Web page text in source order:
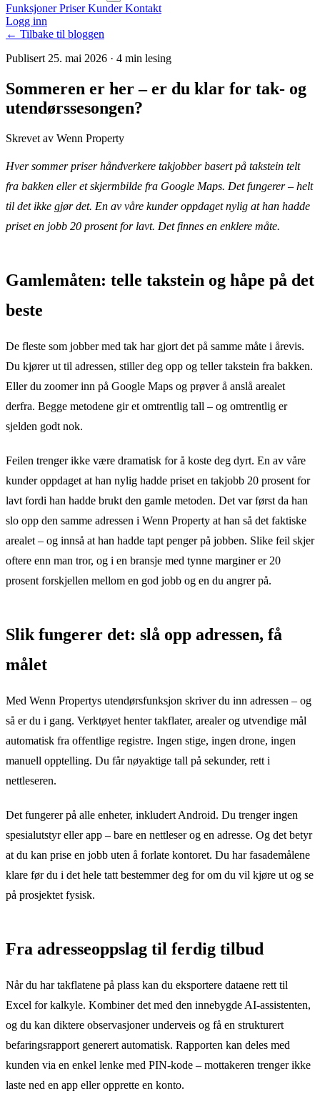
FunksjonerPriserKunderKontakt
Logg inn
← Tilbake til bloggen
Publisert 25. mai 2026 · 4 min lesing
Sommeren er her – er du klar for tak- og
utendørssesongen?
Skrevet av Wenn Property
Hver sommer priser håndverkere takjobber basert på takstein telt
fra bakken eller et skjermbilde fra Google Maps. Det fungerer – helt
til det ikke gjør det. En av våre kunder oppdaget nylig at han hadde
priset en jobb 20 prosent for lavt. Det finnes en enklere måte.
Gamlemåten: telle takstein og håpe på det
beste
De fleste som jobber med tak har gjort det på samme måte i årevis.
Du kjører ut til adressen, stiller deg opp og teller takstein fra bakken.
Eller du zoomer inn på Google Maps og prøver å anslå arealet
derfra. Begge metodene gir et omtrentlig tall – og omtrentlig er
sjelden godt nok.
Feilen trenger ikke være dramatisk for å koste deg dyrt. En av våre
kunder oppdaget at han nylig hadde priset en takjobb 20 prosent for
lavt fordi han hadde brukt den gamle metoden. Det var først da han
slo opp den samme adressen i Wenn Property at han så det faktiske
arealet – og innså at han hadde tapt penger på jobben. Slike feil skjer
oftere enn man tror, og i en bransje med tynne marginer er 20
prosent forskjellen mellom en god jobb og en du angrer på.
Slik fungerer det: slå opp adressen, få
målet
Med Wenn Propertys utendørsfunksjon skriver du inn adressen – og
så er du i gang. Verktøyet henter takflater, arealer og utvendige mål
automatisk fra offentlige registre. Ingen stige, ingen drone, ingen
manuell opptelling. Du får nøyaktige tall på sekunder, rett i
nettleseren.
Det fungerer på alle enheter, inkludert Android. Du trenger ingen
spesialutstyr eller app – bare en nettleser og en adresse. Og det betyr
at du kan prise en jobb uten å forlate kontoret. Du har fasademålene
klare før du i det hele tatt bestemmer deg for om du vil kjøre ut og se
på prosjektet fysisk.
Fra adresseoppslag til ferdig tilbud
Når du har takflatene på plass kan du eksportere dataene rett til
Excel for kalkyle. Kombiner det med den innebygde AI-assistenten,
og du kan diktere observasjoner underveis og få en strukturert
befaringsrapport generert automatisk. Rapporten kan deles med
kunden via en enkel lenke med PIN-kode – mottakeren trenger ikke
laste ned en app eller opprette en konto.